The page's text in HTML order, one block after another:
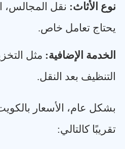
نوع الأثاث: نقل المجالس،
يحتاج تعامل خاص.
الخدمة الإضافية: مثل
التنظيف بعد النقل.
تقريبًا كالتالي: